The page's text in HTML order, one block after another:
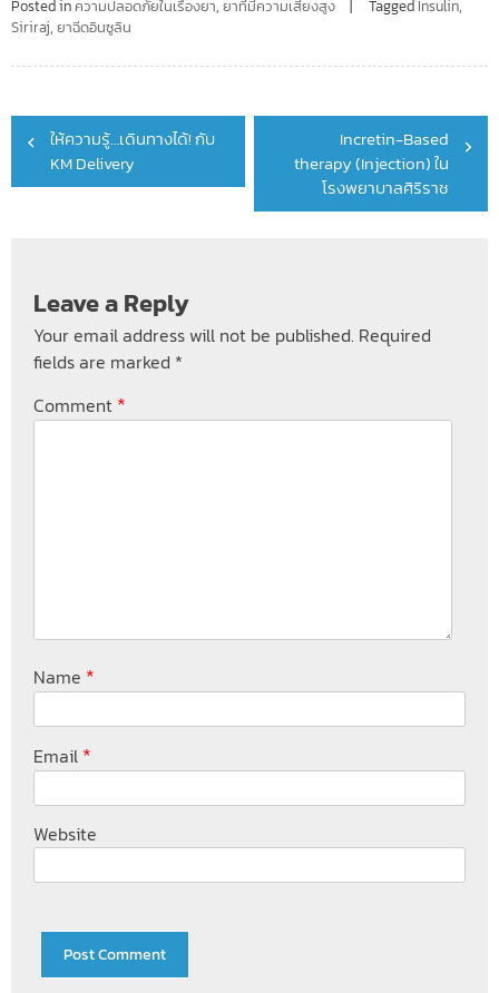
Posted in ความปลอดภัยในเรื่องยา, ยาที่มีความเสี่ยงสูง Tagged Insulin,
Siriraj, ยาฉีดอินซูลิน
Post
navigation
ให้ความรู้…เดินทางได้! กับ
KM Delivery
Incretin-Based
therapy (Injection) ใน
โรงพยาบาลศิริราช
Leave a Reply
Your email address will not be published. Required
fields are marked *
Comment *
Name *
Email *
Website